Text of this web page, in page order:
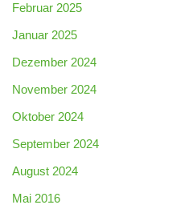
Februar 2025
Januar 2025
Dezember 2024
November 2024
Oktober 2024
September 2024
August 2024
Mai 2016